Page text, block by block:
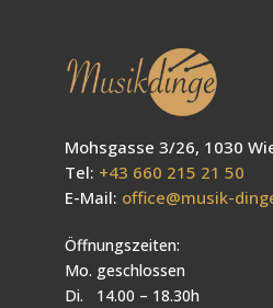
Mohsgasse 3/26, 1030
Tel: +43 660 215 21 50
E-Mail: office@musik-
Öffnungszeiten:
Mo. geschlossen
Di. 14.00 – 18.30h